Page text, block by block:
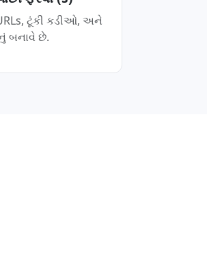
ટૂંકી કડીઓ, અને
બનાવે છે.